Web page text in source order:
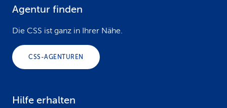
Agentur finden
Die CSS ist ganz in Ihrer Nähe.
CSS-AGENTUREN
Hilfe erhalten